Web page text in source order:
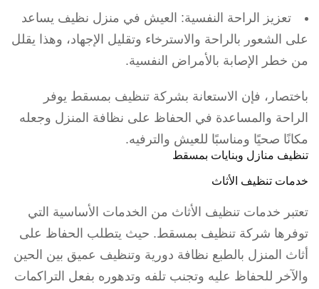
تعزيز الراحة النفسية: العيش في منزل نظيف يساعد
على الشعور بالراحة والاسترخاء وتقليل الإجهاد، وهذا يقلل
من خطر الإصابة بالأمراض النفسية.
باختصار، فإن الاستعانة بشركة تنظيف بمسقط يوفر
الراحة والمساعدة في الحفاظ على نظافة المنزل وجعله
مكانًا صحيًا ومناسبًا للعيش والترفيه.
تنظيف منازل وبنايات بمسقط
خدمات تنظيف الأثاث
تعتبر خدمات تنظيف الأثاث من الخدمات الأساسية التي
توفرها شركة تنظيف بمسقط. حيث يتطلب الحفاظ على
أثاث المنزل بالطبع نظافة دورية وتنظيف عميق بين الحين
والآخر للحفاظ عليه وتجنب تلفه وتدهوره بفعل التراكمات